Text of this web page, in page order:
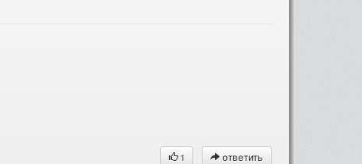
1 ответить